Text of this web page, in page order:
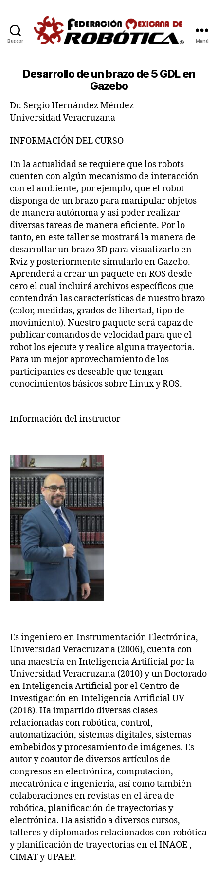
Buscar
Invierno
de
Robótica
2021-
2022
Menú
Desarrollo de un brazo de 5 GDL en
Gazebo
Dr. Sergio Hernández Méndez
Universidad Veracruzana
INFORMACIÓN DEL CURSO
En la actualidad se requiere que los robots
cuenten con algún mecanismo de interacción
con el ambiente, por ejemplo, que el robot
disponga de un brazo para manipular objetos
de manera autónoma y así poder realizar
diversas tareas de manera eficiente. Por lo
tanto, en este taller se mostrará la manera de
desarrollar un brazo 3D para visualizarlo en
Rviz y posteriormente simularlo en Gazebo.
Aprenderá a crear un paquete en ROS desde
cero el cual incluirá archivos específicos que
contendrán las características de nuestro brazo
(color, medidas, grados de libertad, tipo de
movimiento). Nuestro paquete será capaz de
publicar comandos de velocidad para que el
robot los ejecute y realice alguna trayectoria.
Para un mejor aprovechamiento de los
participantes es deseable que tengan
conocimientos básicos sobre Linux y ROS.
Información del instructor
Es ingeniero en Instrumentación Electrónica,
Universidad Veracruzana (2006), cuenta con
una maestría en Inteligencia Artificial por la
Universidad Veracruzana (2010) y un Doctorado
en Inteligencia Artificial por el Centro de
Investigación en Inteligencia Artificial UV
(2018). Ha impartido diversas clases
relacionadas con robótica, control,
automatización, sistemas digitales, sistemas
embebidos y procesamiento de imágenes. Es
autor y coautor de diversos artículos de
congresos en electrónica, computación,
mecatrónica e ingeniería, así como también
colaboraciones en revistas en el área de
robótica, planificación de trayectorias y
electrónica. Ha asistido a diversos cursos,
talleres y diplomados relacionados con robótica
y planificación de trayectorias en el INAOE ,
CIMAT y UPAEP.